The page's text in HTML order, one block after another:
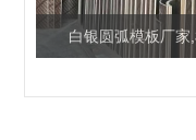
白银圆弧模板厂